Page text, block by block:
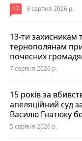
17 3 серпня 2026 р.
13-ти захисникам
тернополянам
почесних
7 серпня 2026 р.
15 років за
апеляційний суд
Василю Гнатюку
5 серпня 2026 р.